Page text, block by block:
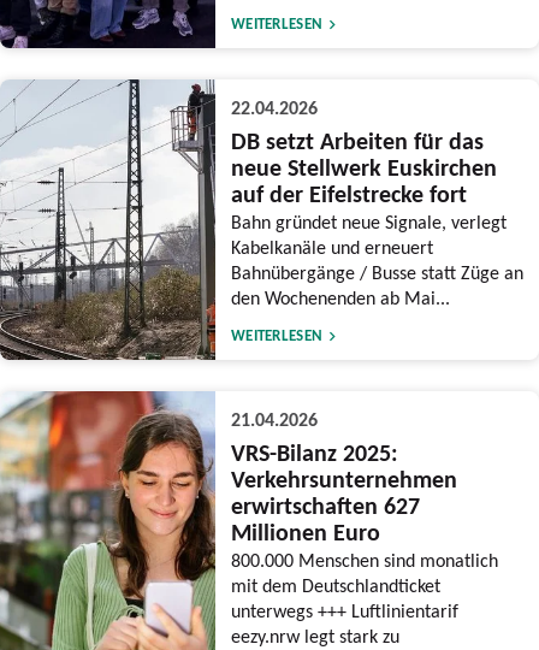
WEITERLESEN
22.04.2026
DB setzt Arbeiten für das
neue Stellwerk Euskirchen
auf der Eifelstrecke fort
Bahn gründet neue Signale, verlegt
Kabelkanäle und erneuert
Bahnübergänge / Busse statt Züge an
den Wochenenden ab Mai...
WEITERLESEN
21.04.2026
VRS-Bilanz 2025:
Verkehrsunternehmen
erwirtschaften 627
Millionen Euro
800.000 Menschen sind monatlich
mit dem Deutschlandticket
unterwegs +++ Luftlinientarif
eezy.nrw legt stark zu